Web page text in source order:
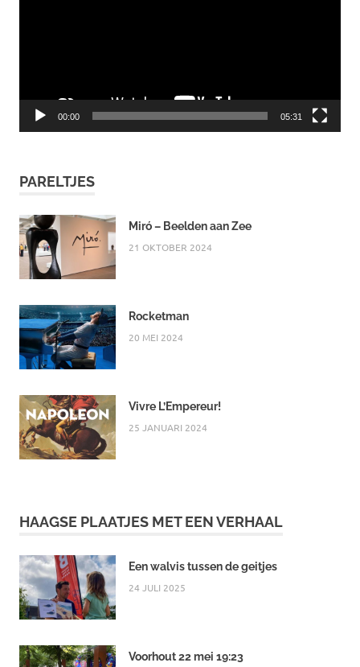
00:00 05:31
PARELTJES
Miró – Beelden aan Zee
21 OKTOBER 2024
Rocketman
20 MEI 2024
Vivre L’Empereur!
25 JANUARI 2024
HAAGSE PLAATJES MET EEN VERHAAL
Een walvis tussen de geitjes
24 JULI 2025
Voorhout 22 mei 19:23